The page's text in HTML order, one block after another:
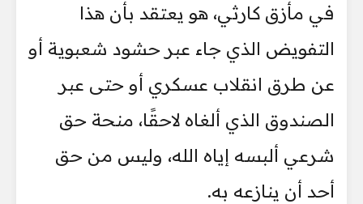
في مأزق كارثي، هو يعتقد بأن هذا
التفويض الذي جاء عبر حشود شعبوية أو
عن طرق انقلاب عسكري أو حتى عبر
الصندوق الذي ألغاه لاحقًا، منحة حق
شرعي ألبسه إياه الله، وليس من حق
أحد أن ينازعه به.